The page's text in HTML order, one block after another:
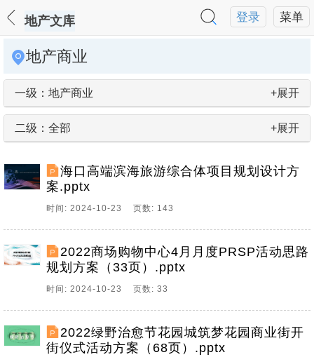
菜单
登录
地产文库
地产商业
一级：地产商业 +展开
二级：全部 +展开
海口高端滨海旅游综合体项目规划设计方
案.pptx
时间: 2024-10-23 页数: 143
2022商场购物中心4月月度PRSP活动思路
规划方案（33页）.pptx
时间: 2024-10-23 页数: 33
2022绿野治愈节花园城筑梦花园商业街开
街仪式活动方案（68页）.pptx